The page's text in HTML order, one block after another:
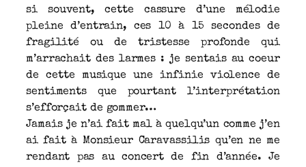
si souvent, cette cassure d’une mélodie
pleine d’entrain, ces 10 à 15 secondes de
fragilité ou de tristesse profonde qui
m’arrachait des larmes : je sentais au coeur
de cette musique une infinie violence de
sentiments que pourtant l’interprétation
s’efforçait de gommer…
Jamais je n’ai fait mal à quelqu’un comme j’en
ai fait à Monsieur Caravassilis qu’en ne me
rendant pas au concert de fin d’année. Je